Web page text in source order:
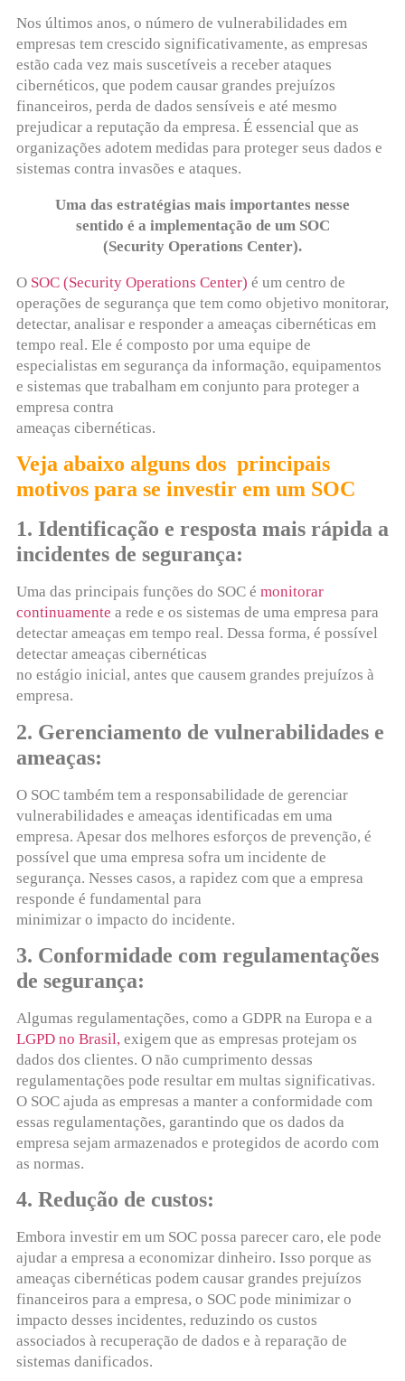
Nos últimos anos, o número de vulnerabilidades em
empresas tem crescido significativamente, as empresas
estão cada vez mais suscetíveis a receber ataques
cibernéticos, que podem causar grandes prejuízos
financeiros, perda de dados sensíveis e até mesmo
prejudicar a reputação da empresa. É essencial que as
organizações adotem medidas para proteger seus dados e
sistemas contra invasões e ataques.
Uma das estratégias mais importantes nesse
sentido é a implementação de um SOC
(Security Operations Center).
O SOC (Security Operations Center) é um centro de
operações de segurança que tem como objetivo monitorar,
detectar, analisar e responder a ameaças cibernéticas em
tempo real. Ele é composto por uma equipe de
especialistas em segurança da informação, equipamentos
e sistemas que trabalham em conjunto para proteger a
empresa contra
ameaças cibernéticas.
Veja abaixo alguns dos principais
motivos para se investir em um SOC
1. Identificação e resposta mais rápida a
incidentes de segurança:
Uma das principais funções do SOC é monitorar
continuamente a rede e os sistemas de uma empresa para
detectar ameaças em tempo real. Dessa forma, é possível
detectar ameaças cibernéticas
no estágio inicial, antes que causem grandes prejuízos à
empresa.
2. Gerenciamento de vulnerabilidades e
ameaças:
O SOC também tem a responsabilidade de gerenciar
vulnerabilidades e ameaças identificadas em uma
empresa. Apesar dos melhores esforços de prevenção, é
possível que uma empresa sofra um incidente de
segurança. Nesses casos, a rapidez com que a empresa
responde é fundamental para
minimizar o impacto do incidente.
3. Conformidade com regulamentações
de segurança:
Algumas regulamentações, como a GDPR na Europa e a
LGPD no Brasil,exigem que as empresas protejam os
dados dos clientes. O não cumprimento dessas
regulamentações pode resultar em multas significativas.
O SOC ajuda as empresas a manter a conformidade com
essas regulamentações, garantindo que os dados da
empresa sejam armazenados e protegidos de acordo com
as normas.
4. Redução de custos:
Embora investir em um SOC possa parecer caro, ele pode
ajudar a empresa a economizar dinheiro. Isso porque as
ameaças cibernéticas podem causar grandes prejuízos
financeiros para a empresa, o SOC pode minimizar o
impacto desses incidentes, reduzindo os custos
associados à recuperação de dados e à reparação de
sistemas danificados.